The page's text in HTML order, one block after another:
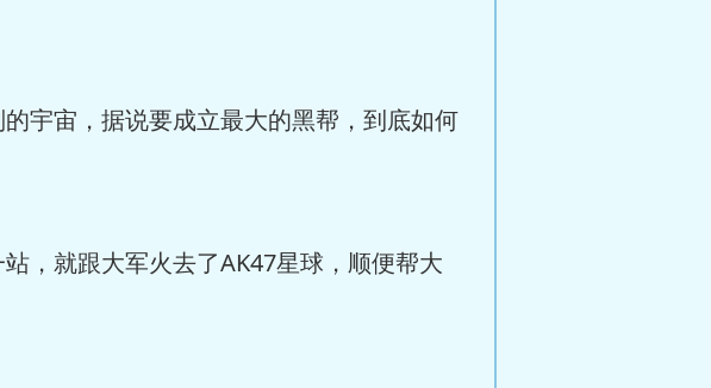
宇宙，据说要成立最大的黑帮，到底如何
就跟大军火去了AK47星球，顺便帮大